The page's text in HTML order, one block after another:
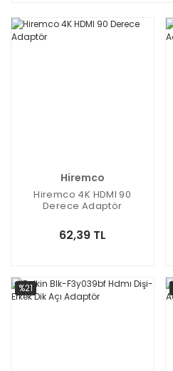
Hiremco
Hiremco 4K HDMI 90
Derece Adaptör
62,39 TL
%21